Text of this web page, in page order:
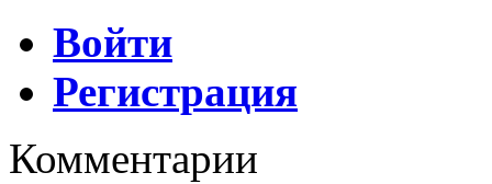
Войти
Регистрация
Комментарии